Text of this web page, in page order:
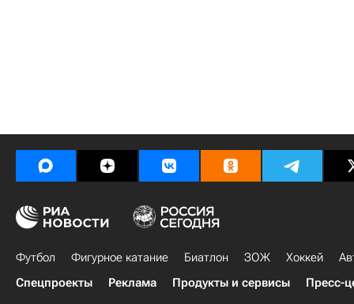
Футбол Фигурное катание Биатлон ЗОЖ Хоккей
Спецпроекты
Реклама Продукты и сервисы Пресс-